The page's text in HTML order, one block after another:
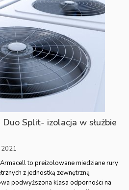
Split- izolacja w służbie
to preizolowane miedziane rury
z jednostką zewnętrzną
podwyższona klasa odporności na